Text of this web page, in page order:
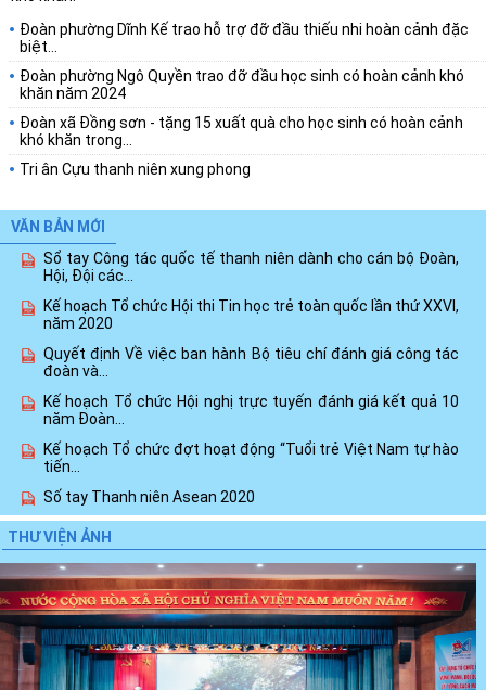
Đoàn phường Dĩnh Kế trao hỗ trợ đỡ đầu thiếu nhi hoàn cảnh đặc
biệt...
Đoàn phường Ngô Quyền trao đỡ đầu học sinh có hoàn cảnh khó
khăn năm 2024
Đoàn xã Đồng sơn - tặng 15 xuất quà cho học sinh có hoàn cảnh
khó khăn trong...
Tri ân Cựu thanh niên xung phong
VĂN BẢN MỚI
Sổ tay Công tác quốc tế thanh niên dành cho cán bộ Đoàn,
Hội, Đội các...
Kế hoạch Tổ chức Hội thi Tin học trẻ toàn quốc lần thứ XXVI,
năm 2020
Quyết định Về việc ban hành Bộ tiêu chí đánh giá công tác
đoàn và...
Kế hoạch Tổ chức Hội nghị trực tuyến đánh giá kết quả 10
năm Đoàn...
Kế hoạch Tổ chức đợt hoạt động “Tuổi trẻ Việt Nam tự hào
tiến...
Số tay Thanh niên Asean 2020
Cuộc thi video, clip “Vì một Việt Nam xanh”
trong những...
Xem thêm
THƯ VIỆN ẢNH